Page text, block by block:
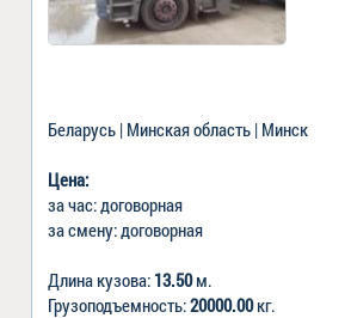
Беларусь | Минская область | Минск
Цена:
за час: договорная
за смену: договорная
Длина кузова: 13.50м.
Грузоподъемность:20000.00кг.